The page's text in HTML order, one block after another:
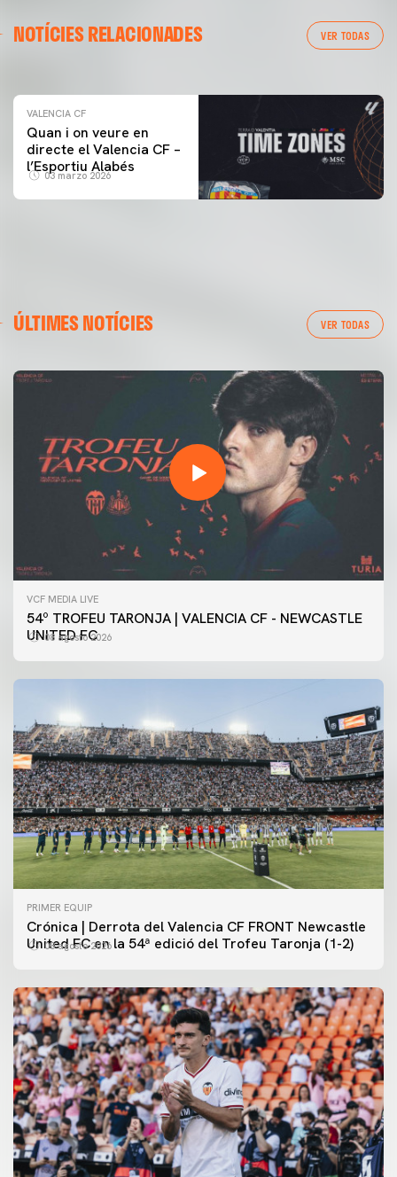
NOTÍCIES RELACIONADES VER TODAS
ENTRENAMENT DEL VALENCIA CF 04/03/26
VALENCIA CF
Quan i on veure en
directe el Valencia CF –
l’Esportiu Alabés
03 marzo 2026
ÚLTIMES NOTÍCIES VER TODAS
VCF MEDIA LIVE
54º TROFEU TARONJA | VALENCIA CF - NEWCASTLE
UNITED FC
08 agosto 2026
PRIMER EQUIP
Crónica | Derrota del Valencia CF FRONT Newcastle
United FC en la 54ª edició del Trofeu Taronja (1-2)
08 agosto 2026